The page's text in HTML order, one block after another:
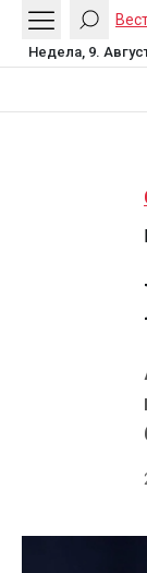
Недела, 9.